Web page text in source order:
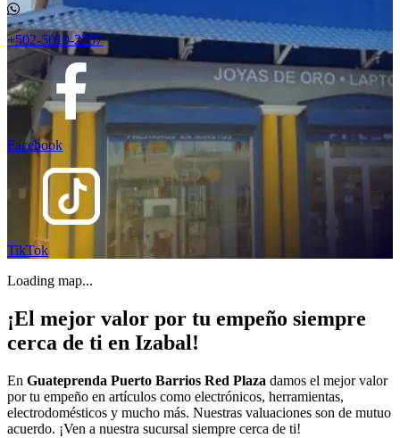
+502-5019-2257
Facebook
TikTok
Loading map...
¡El mejor valor por tu empeño siempre
cerca de ti en Izabal!
En Guateprenda Puerto Barrios Red Plaza damos el mejor valor
por tu empeño en artículos como electrónicos, herramientas,
electrodomésticos y mucho más. Nuestras valuaciones son de mutuo
acuerdo. ¡Ven a nuestra sucursal siempre cerca de ti!